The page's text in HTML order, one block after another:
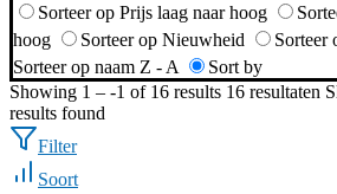
Sorteer op Prijs laag naar hoog
hoog
Sorteer op Nieuwheid
Sorteer
Sorteer op naam Z - A
Sort by
Showing 1 – -1 of 16 results 16 resultaten
results found
Filter
Soort